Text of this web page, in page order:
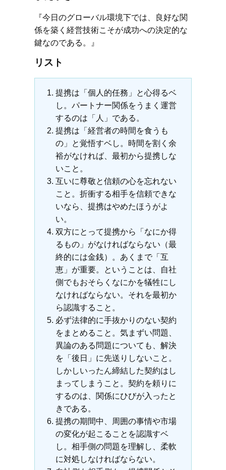
『今日のグローバル環境下では、良好な関
係を築く経営技術こそが成功への決定的な
鍵なのである。』
リスト
提携は「個人的任務」と心得るベ
し。パートナー関係をうまく運営
するのは「人」である。
提携は「経営者の時間を食うも
の」と覚悟すベし。時間を割く余
裕がなければ、最初から提携しな
いこと。
互いに尊敬と信頼の心を忘れない
こと。折衝する相手を信頼できな
いなら、提携はやめたほうがよ
い。
双方にとって提携から「なにか得
るもの」がなければならない（最
終的には金銭）。あくまで「互
恵」が重要。ということは、自社
側でもおそらくなにかを犠牲にし
なければならない。それを最初か
ら認識すること。
必ず法律的に手抜かりのない契約
をまとめること。気まずい問題、
異論のある問題についても、解決
を「後日」に先送りしないこと。
しかしいったん締結した契約はし
まってしまうこと。契約を頼りに
するのは、関係にひびが入ったと
きである。
提携の期間中、周囲の事情や市場
の変化が起こることを認識すベ
し。相手側の問題を理解し、柔軟
に対処しなければならない。